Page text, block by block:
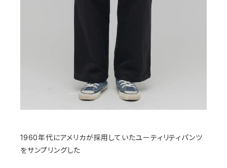
1960年代にアメリカが採用していたユーティリティパンツ
をサンプリングした